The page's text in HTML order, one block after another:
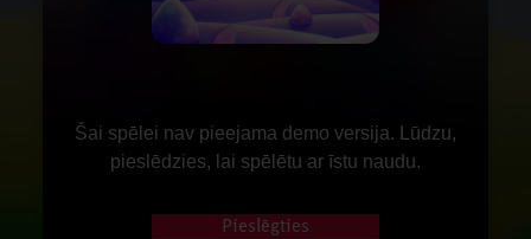
Šai spēlei nav pieejama demo versija. Lūdzu,
pieslēdzies, lai spēlētu ar īstu naudu.
Pieslēgties